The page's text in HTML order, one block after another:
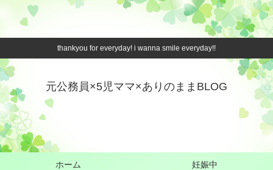
thankyou for everyday! i wanna smile everyday!!
元公務員×5児ママ×ありのままBLOG
ホーム 妊娠中